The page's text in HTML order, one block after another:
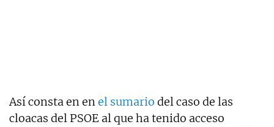
Así consta en enel sumario del caso de las
cloacas del PSOE al que ha tenido acceso